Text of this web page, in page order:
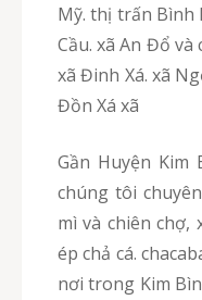
Mỹ. thị trấn Bình
Cầu. xã An Đổ
xã Đinh Xá. xã
Đồn Xá xã
Gần Huyện Kim Bảng của Hà Nam, hiện tại
chúng tôi
mì và chiên chợ,
ép chả cá.
nơi trong Kim